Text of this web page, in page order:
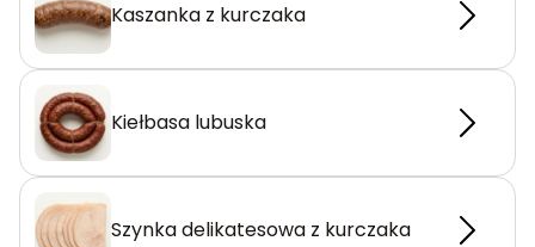
Kaszanka z kurczaka
Kiełbasa lubuska
Szynka delikatesowa z kurczaka